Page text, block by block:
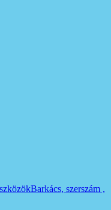
Barkács, szerszám ,